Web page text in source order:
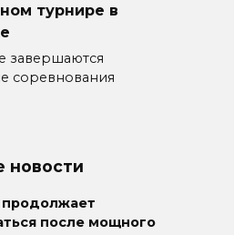
турнире в
завершаются
соревнования
новости
продолжает
после мощного